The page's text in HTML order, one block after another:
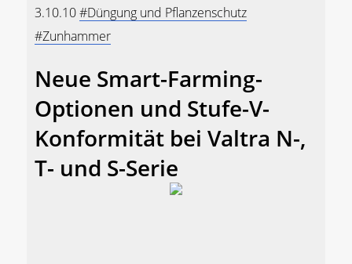
3.10.10#Düngung und Pflanzenschutz
#Zunhammer
Neue Smart-Farming-
Optionen und Stufe-V-
Konformität bei Valtra N-,
T- und S-Serie